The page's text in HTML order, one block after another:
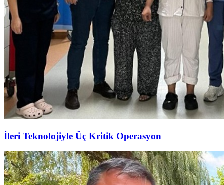
İleri Teknolojiyle Üç Kritik Operasyon